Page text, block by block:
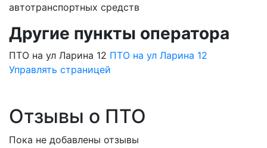
автотранспортных средств
Другие пункты оператора
ПТО на ул Ларина 12 ПТО на ул Ларина 12
Управлять страницей
Отзывы о ПТО
Пока не добавлены отзывы